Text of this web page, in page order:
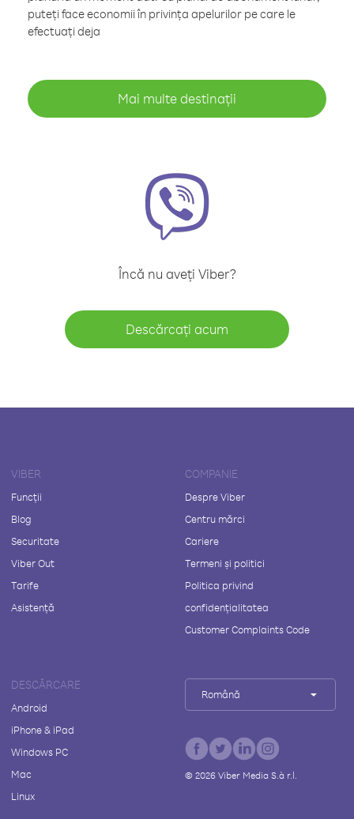
puteți face economii în privința apelurilor pe care le
efectuați deja
Mai multe destinații
Încă nu aveți Viber?
Descărcați acum
VIBER
Funcții
Blog
Securitate
Viber Out
Tarife
Asistență
COMPANIE
Despre Viber
Centru mărci
Cariere
Termeni și politici
Politica privind
confidențialitatea
Customer Complaints Code
DESCĂRCARE
Android
iPhone & iPad
Windows PC
Mac
Linux
Română
© 2026Viber Media S.à r.l.